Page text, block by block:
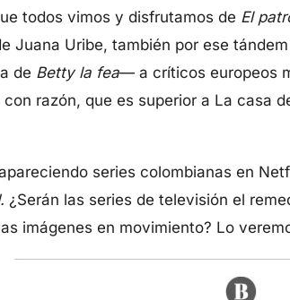
todos vimos y disfrutamos de El
Juana Uribe, también por ese
de Betty la fea— a críticos europeos
razón, que es superior a La casa
series colombianas en
¿Serán las series de televisión el
imágenes en movimiento? Lo